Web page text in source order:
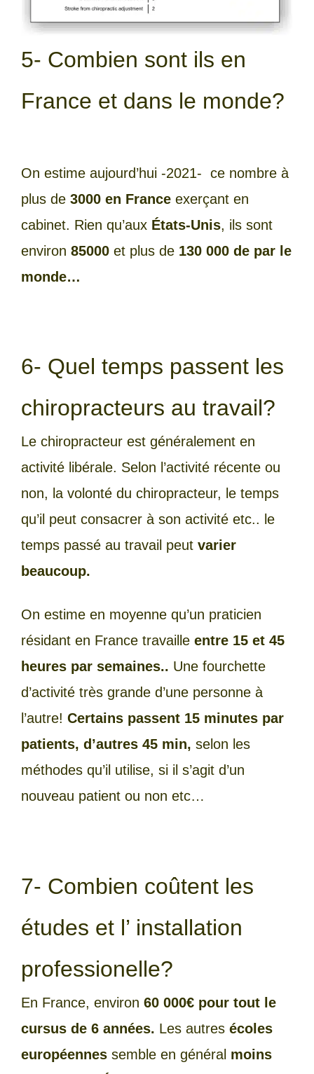
5- Combien sont ils en
France et dans le monde?
On estime aujourd’hui -2021- ce nombre à
plus de 3000 en France exerçant en
cabinet. Rien qu’aux États-Unis, ils sont
environ 85000 et plus de 130 000 de par le
monde…
6- Quel temps passent les
chiropracteurs au travail?
Le chiropracteur est généralement en
activité libérale. Selon l’activité récente ou
non, la volonté du chiropracteur, le temps
qu’il peut consacrer à son activité etc.. le
temps passé au travail peut varier
beaucoup.
On estime en moyenne qu’un praticien
résidant en France travaille entre 15 et 45
heures par semaines.. Une fourchette
d’activité très grande d’une personne à
l’autre! Certains passent 15 minutes par
patients, d’autres 45 min, selon les
méthodes qu’il utilise, si il s’agit d’un
nouveau patient ou non etc…
7- Combien coûtent les
études et l’ installation
professionelle?
En France, environ 60 000€ pour tout le
cursus de 6 années. Les autres écoles
européennes semble en général moins